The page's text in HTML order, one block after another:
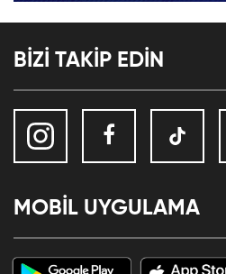
BİZİ TAKİP EDİN
MOBİL UYGULAMA